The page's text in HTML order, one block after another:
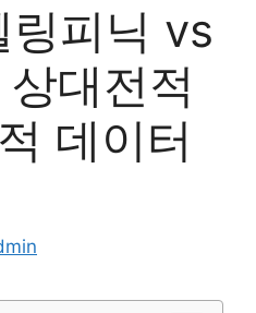
링피닉 vs
대전적
데이터